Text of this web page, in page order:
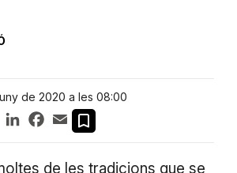
de 2020 a les 08:00
TelegramLinkedInFacebook
Email
de les tradicions que se